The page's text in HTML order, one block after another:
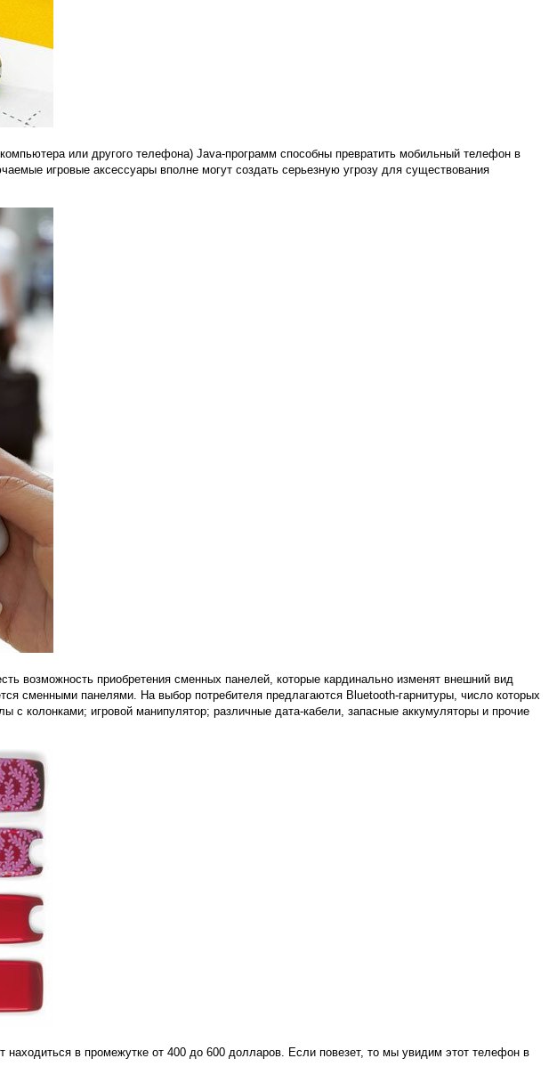
или другого телефона) Java-программ способны превратить мобильный телефон в
игровые аксессуары вполне могут создать серьезную угрозу для существования
возможность приобретения сменных панелей, которые кардинально изменят внешний вид
сменными панелями. На выбор потребителя предлагаются Bluetooth-гарнитуры, число которых
с колонками; игровой манипулятор; различные дата-кабели, запасные аккумуляторы и прочие
находиться в промежутке от 400 до 600 долларов. Если повезет, то мы увидим этот телефон в